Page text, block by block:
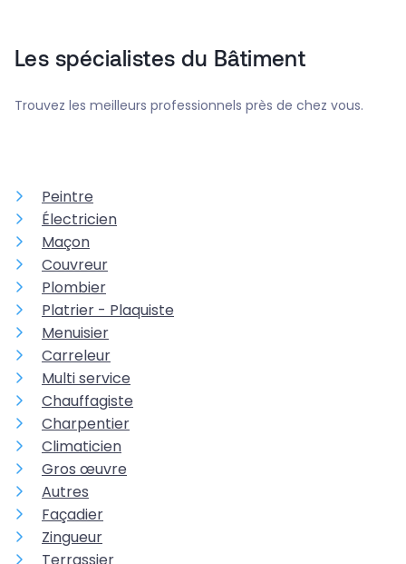
Les spécialistes du Bâtiment
Trouvez les meilleurs professionnels près de chez vous.
Peintre
Électricien
Maçon
Couvreur
Plombier
Platrier - Plaquiste
Menuisier
Carreleur
Multi service
Chauffagiste
Charpentier
Climaticien
Gros œuvre
Autres
Façadier
Zingueur